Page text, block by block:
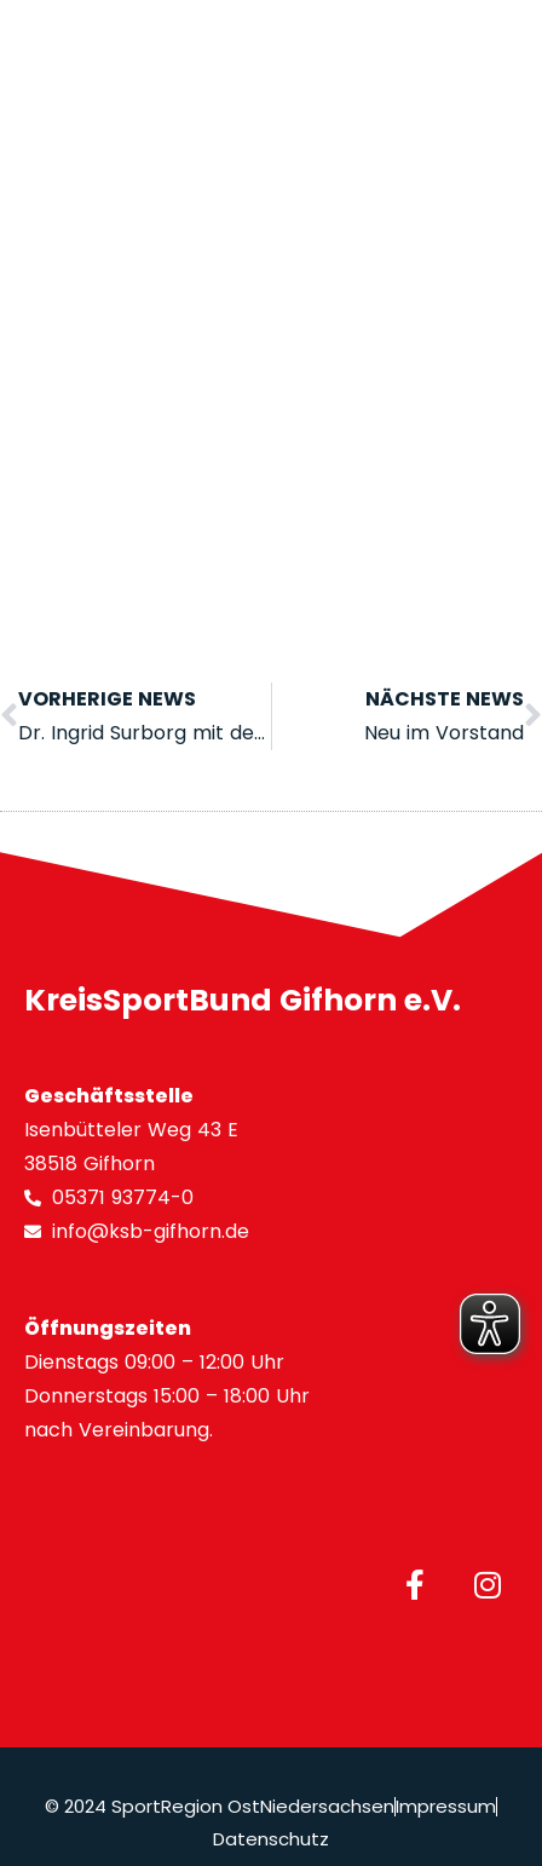
VORHERIGE NEWS
Dr. Ingrid Surborg mit der goldenen LSB-Ehrennadel ausgezeichnet
NÄCHSTE NEWS
Neu im Vorstand
KreisSportBund Gifhorn e.V.
Geschäftsstelle
Isenbütteler Weg 43 E
38518 Gifhorn
05371 93774-0
info@ksb-gifhorn.de
Öffnungszeiten
Dienstags 09:00 – 12:00 Uhr
Donnerstags 15:00 – 18:00 Uhr
nach Vereinbarung.
© 2024 SportRegion OstNiedersachsenImpressum
Datenschutz